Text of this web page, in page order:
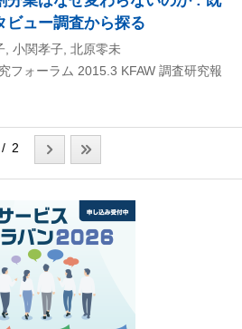
ビュー調査から探る
, 小関孝子, 北原零未
フォーラム 2015.3 KFAW 調査研究報
2